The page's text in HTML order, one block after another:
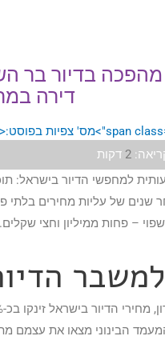
מהפכה בדיור בר
דירה
2 דקות
למחפשי הדיור בישראל:
שנים של עליות מחירים בלתי
– פחות ממיליון וחצי שקלים.
הבינוני מצאו את עצמם